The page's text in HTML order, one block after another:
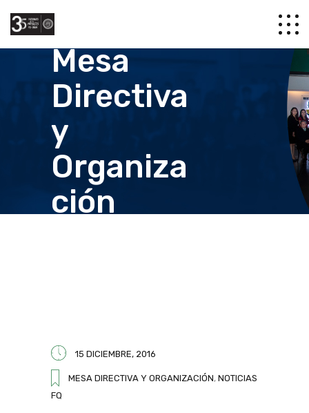
Mesa
Directiva
y
Organiza
ción
15 DICIEMBRE, 2016
MESA DIRECTIVA Y ORGANIZACIÓN, NOTICIAS
FQ